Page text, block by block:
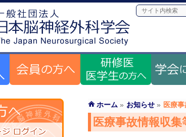
ホーム » お知らせ » 医療
医療事故情報収